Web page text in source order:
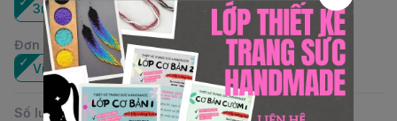
3mm
8mm
Đơn vị:
Viên
Gói
Số lượng